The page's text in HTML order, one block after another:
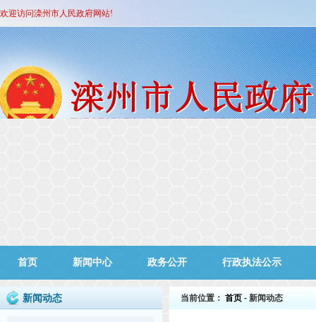
欢迎访问滦州市人民政府网站!
首页 新闻中心 政务公开 行政执法公示
新闻动态 当前位置： 首页 - 新闻动态